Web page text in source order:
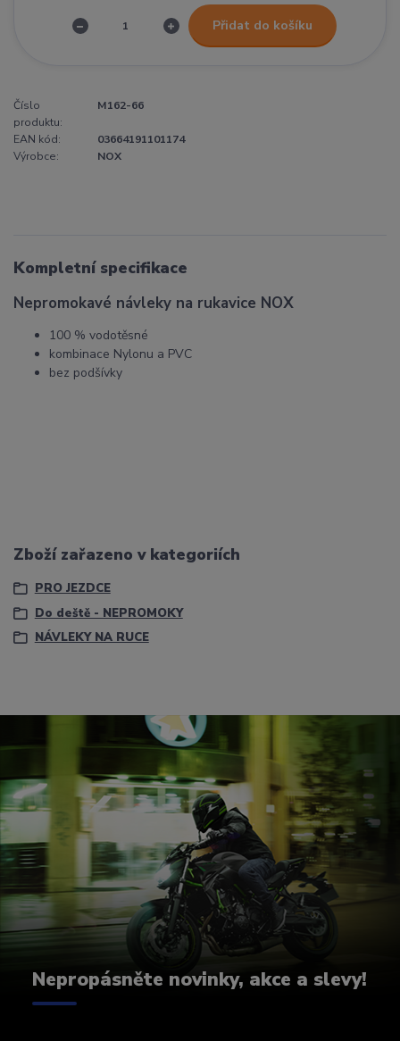
Přidat do košíku
Číslo
produktu:
M162-66
EAN kód:
03664191101174
Výrobce:
NOX
Kompletní specifikace
Nepromokavé návleky na rukavice NOX
100 % vodotěsné
kombinace Nylonu a PVC
bez podšívky
Zboží zařazeno v kategoriích
PRO JEZDCE
Do deště - NEPROMOKY
NÁVLEKY NA RUCE
Nepropásněte novinky, akce a slevy!